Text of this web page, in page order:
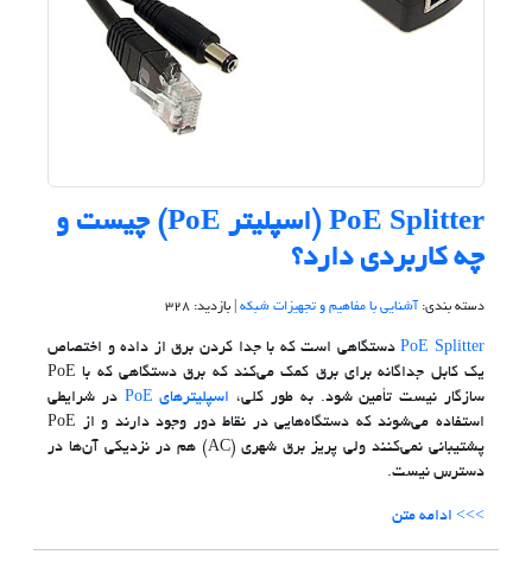
PoE Splitter (اسپلیتر PoE) چیست و
چه کاربردی دارد؟
دسته بندی: آشنایی با مفاهیم و تجهیزات شبکه | بازدید: 328
PoE Splitterدستگاهی است که با جدا کردن برق از داده و اختصاص
یک کابل جداگانه برای برق کمک می‌کند که برق دستگاهی که با PoE
سازگار نیست تأمین شود. به طور کلی، اسپلیترهای PoE
در شرایطی
استفاده می‌شوند که دستگاه‌هایی در نقاط دور وجود دارند و از PoE
پشتیبانی نمی‌کنند ولی پریز برق شهری (AC) هم در نزدیکی آن‌ها در
دسترس نیست.‌‌
>>> ادامه متن